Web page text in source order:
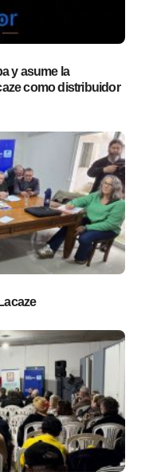
y asume la
como distribuidor